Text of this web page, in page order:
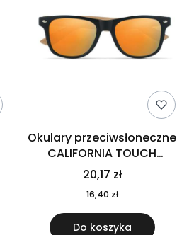
Okulary przeciwsłoneczne
CALIFORNIA TOUCH
MO9617-10
20,17 zł
16,40 zł
Do koszyka